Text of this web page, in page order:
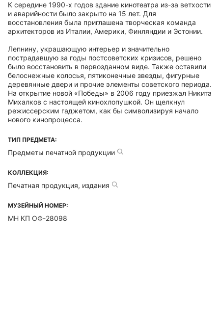
К середине 1990-х годов здание кинотеатра из-за ветхости
и аварийности было закрыто на 15 лет. Для
восстановления была приглашена творческая команда
архитекторов из Италии, Америки, Финляндии и Эстонии.
Лепнину, украшающую интерьер и значительно
пострадавшую за годы постсоветских кризисов, решено
было восстановить в первозданном виде. Также оставили
белоснежные колосья, пятиконечные звезды, фигурные
деревянные двери и прочие элементы советского периода.
На открытие новой «Победы» в 2006 году приезжал Никита
Михалков с настоящей кинохлопушкой. Он щелкнул
режиссерским гаджетом, как бы символизируя начало
нового кинопроцесса.
ТИП ПРЕДМЕТА:
Предметы печатной продукции
КОЛЛЕКЦИЯ:
Печатная продукция, издания
МУЗЕЙНЫЙ НОМЕР:
МН КП ОФ-28098